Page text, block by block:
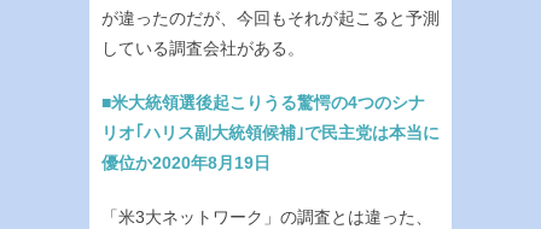
が違ったのだが、今回もそれが起こると予測
している調査会社がある。
■米大統領選後起こりうる驚愕の4つのシナ
リオ｢ハリス副大統領候補｣で民主党は本当に
優位か2020年8月19日
「米3大ネットワーク」の調査とは違った、